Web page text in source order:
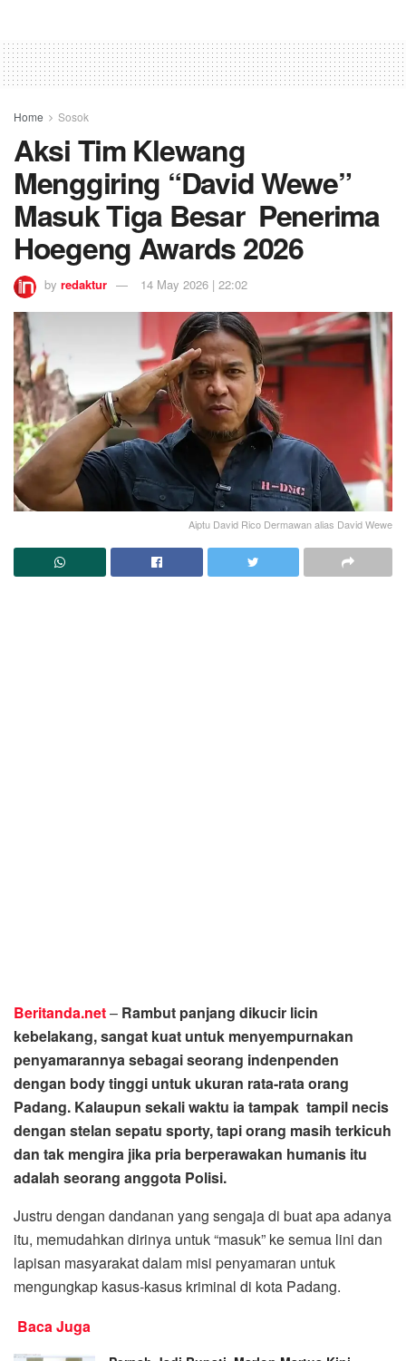
Home Sosok
Aksi Tim Klewang
Menggiring “David Wewe”
Masuk Tiga Besar Penerima
Hoegeng Awards 2026
by redaktur 14 May 2026 | 22:02
Aiptu David Rico Dermawan alias David Wewe
Beritanda.net– Rambut panjang dikucir licin
kebelakang, sangat kuat untuk menyempurnakan
penyamarannya sebagai seorang indenpenden
dengan body tinggi untuk ukuran rata-rata orang
Padang. Kalaupun sekali waktu ia tampak tampil necis
dengan stelan sepatu sporty, tapi orang masih terkicuh
dan tak mengira jika pria berperawakan humanis itu
adalah seorang anggota Polisi.
Justru dengan dandanan yang sengaja di buat apa adanya
itu, memudahkan dirinya untuk “masuk” ke semua lini dan
lapisan masyarakat dalam misi penyamaran untuk
mengungkap kasus-kasus kriminal di kota Padang.
Baca Juga